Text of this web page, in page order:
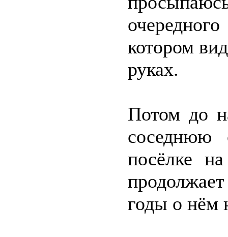
котором
руках.
Потом до
соседнюю
посёлке
годы о нём